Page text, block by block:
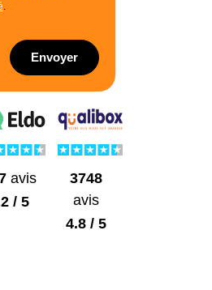
.
Envoyer
avis
/ 5
3748
avis
4.8 / 5